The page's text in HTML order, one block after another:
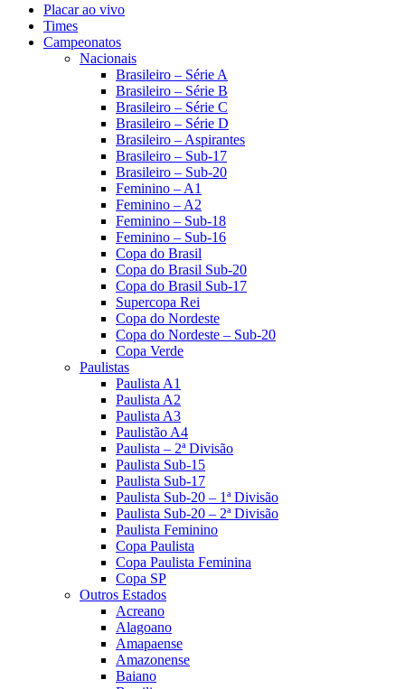
Placar ao vivo
Times
Campeonatos
Nacionais
Brasileiro – Série A
Brasileiro – Série B
Brasileiro – Série C
Brasileiro – Série D
Brasileiro – Aspirantes
Brasileiro – Sub-17
Brasileiro – Sub-20
Feminino – A1
Feminino – A2
Feminino – Sub-18
Feminino – Sub-16
Copa do Brasil
Copa do Brasil Sub-20
Copa do Brasil Sub-17
Supercopa Rei
Copa do Nordeste
Copa do Nordeste – Sub-20
Copa Verde
Paulistas
Paulista A1
Paulista A2
Paulista A3
Paulistão A4
Paulista – 2ª Divisão
Paulista Sub-15
Paulista Sub-17
Paulista Sub-20 – 1ª Divisão
Paulista Sub-20 – 2ª Divisão
Paulista Feminino
Copa Paulista
Copa Paulista Feminina
Copa SP
Outros Estados
Acreano
Alagoano
Amapaense
Amazonense
Baiano